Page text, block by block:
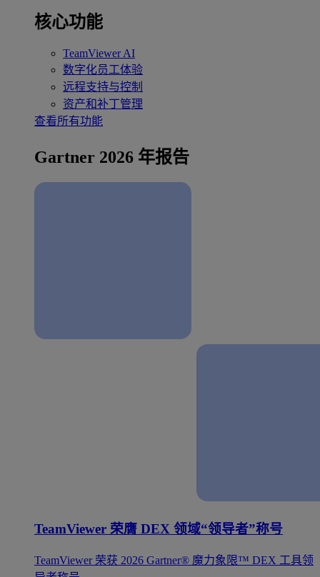
核心功能
TeamViewer AI
数字化员工体验
远程支持与控制
资产和补丁管理
查看所有功能
Gartner 2026 年报告
TeamViewer 荣膺 DEX 领域“领导者”称号
TeamViewer 荣获 2026 Gartner® 魔力象限™ DEX 工具领